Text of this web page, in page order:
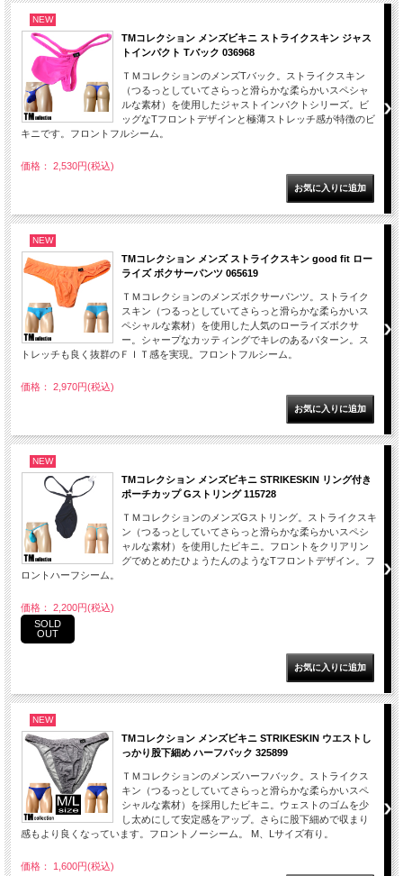
NEW
TMコレクション メンズビキニ ストライクスキン ジャス
トインパクト Tバック 036968
ＴＭコレクションのメンズTバック。ストライクスキン
（つるっとしていてさらっと滑らかな柔らかいスペシャ
ルな素材）を使用したジャストインパクトシリーズ。ビ
ッグなTフロントデザインと極薄ストレッチ感が特徴のビ
キニです。フロントフルシーム。
価格： 2,530円(税込)
NEW
TMコレクション メンズ ストライクスキン good fit ロー
ライズ ボクサーパンツ 065619
ＴＭコレクションのメンズボクサーパンツ。ストライク
スキン（つるっとしていてさらっと滑らかな柔らかいス
ペシャルな素材）を使用した人気のローライズボクサ
ー。シャープなカッティングでキレのあるパターン。ス
トレッチも良く抜群のＦＩＴ感を実現。フロントフルシーム。
価格： 2,970円(税込)
NEW
TMコレクション メンズビキニ STRIKESKIN リング付き
ポーチカップ Gストリング 115728
ＴＭコレクションのメンズGストリング。ストライクスキ
ン（つるっとしていてさらっと滑らかな柔らかいスペシ
ャルな素材）を使用したビキニ。フロントをクリアリン
グでめとめたひょうたんのようなTフロントデザイン。フ
ロントハーフシーム。
価格： 2,200円(税込)
SOLD
OUT
NEW
TMコレクション メンズビキニ STRIKESKIN ウエストし
っかり股下細め ハーフバック 325899
ＴＭコレクションのメンズハーフバック。ストライクス
キン（つるっとしていてさらっと滑らかな柔らかいスペ
シャルな素材）を採用したビキニ。ウェストのゴムを少
し太めにして安定感をアップ。さらに股下細めで収まり
感もより良くなっています。フロントノーシーム。 M、Lサイズ有り。
価格： 1,600円(税込)